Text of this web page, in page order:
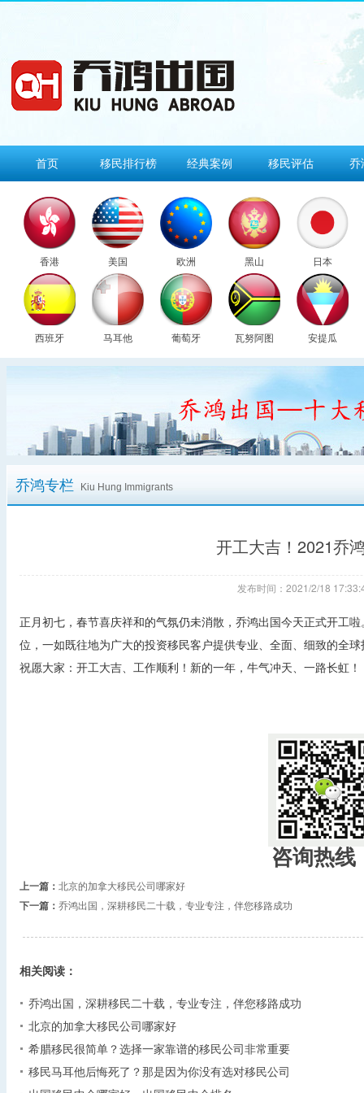
首页 移民排行榜 经典案例 移民评估 乔
香港 美国 欧洲 黑山 日本
西班牙 马耳他 葡萄牙 瓦努阿图 安提瓜
乔鸿专栏 Kiu Hung Immigrants
开工大吉！2021乔
发布时间：2021/2/18
正月初七，春节喜庆祥和的气氛仍未消散，乔鸿出国今天正式开工
位，一如既往地为广大的投资移民客户提供专业、全面、细致的全
祝愿大家：开工大吉、工作顺利！新的一年，牛气冲天、一路长虹！
咨询热线
上一篇： 北京的加拿大移民公司哪家好
下一篇： 乔鸿出国，深耕移民二十载，专业专注，伴您移路成功
相关阅读：
乔鸿出国，深耕移民二十载，专业专注，伴您移路成功
北京的加拿大移民公司哪家好
希腊移民很简单？选择一家靠谱的移民公司非常重要
移民马耳他后悔死了？那是因为你没有选对移民公司